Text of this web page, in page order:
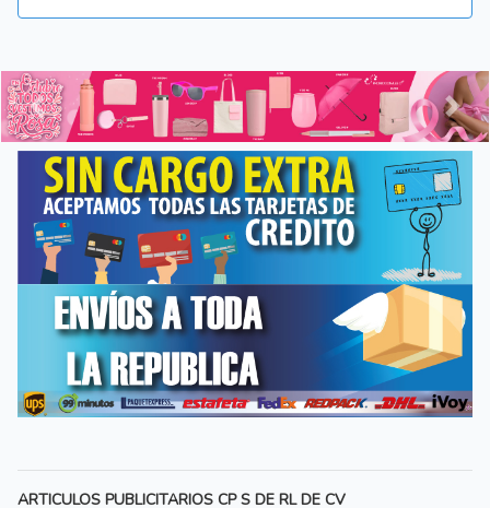
Anterior
ARTICULOS PUBLICITARIOS CP S DE RL DE CV